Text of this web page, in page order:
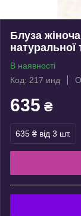
Блуза
натуральної
В наявності
Код: 217 инд
635 ₴
635 ₴ від 3 шт.